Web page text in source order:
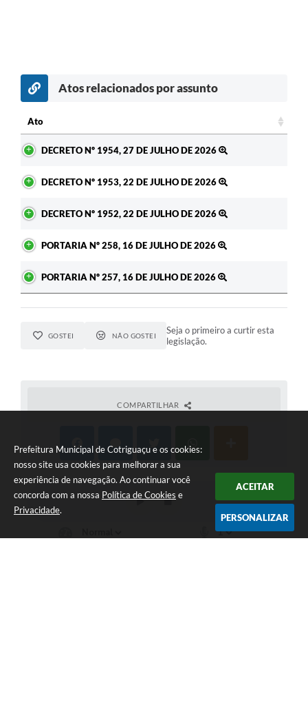
Prefeitura Municipal de Cotriguaçu e os cookies:
nosso site usa cookies para melhorar a sua
experiência de navegação. Ao continuar você
concorda com a nossa Política de Cookies e
Privacidade.
ACEITAR
PERSONALIZAR
Atos relacionados por assunto
Ato
DECRETO Nº 1954, 27 DE JULHO DE 2026
DECRETO Nº 1953, 22 DE JULHO DE 2026
DECRETO Nº 1952, 22 DE JULHO DE 2026
PORTARIA Nº 258, 16 DE JULHO DE 2026
PORTARIA Nº 257, 16 DE JULHO DE 2026
GOSTEI NÃO GOSTEI
Seja o primeiro a curtir esta
legislação.
COMPARTILHAR